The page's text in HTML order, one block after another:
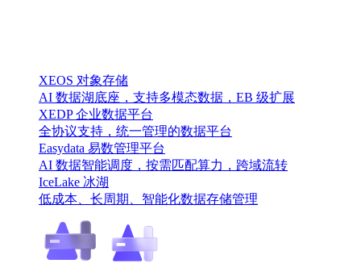
XEOS 对象存储
AI 数据湖底座，支持多模态数据，EB 级扩展
XEDP 企业数据平台
全协议支持，统一管理的数据平台
Easydata 易数管理平台
AI 数据智能调度，按需匹配算力，跨域流转
IceLake 冰湖
低成本、长周期、智能化数据存储管理